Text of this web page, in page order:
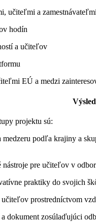
učiteľmi a
hodín
a učiteľov
EÚ a medzi
projektu sú:
podľa krajiny a
pre učiteľov v
praktiky do svojich
prostredníctvom
dokument zosúlaďujúci